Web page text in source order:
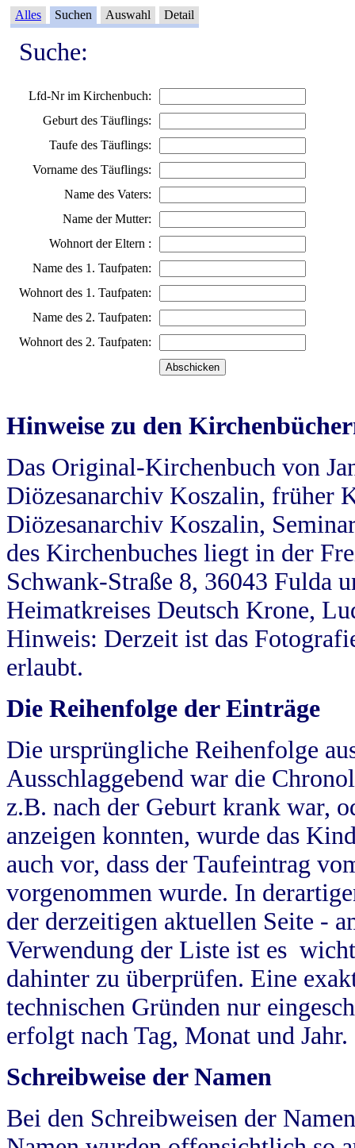
Alles Suchen Auswahl Detail
Suche:
Lfd-Nr im Kirchenbuch:
Geburt des Täuflings:
Taufe des Täuflings:
Vorname des Täuflings:
Name des Vaters:
Name der Mutter:
Wohnort der Eltern :
Name des 1. Taufpaten:
Wohnort des 1. Taufpaten:
Name des 2. Taufpaten:
Wohnort des 2. Taufpaten:
Hinweise zu den
Das Original-Kirchenbuch von
Diözesanarchiv Koszalin, früher
Diözesanarchiv Koszalin,
des Kirchenbuches liegt in der
Schwank-Straße 8, 36043 Fulda
Heimatkreises Deutsch Krone,
Hinweis: Derzeit ist das
erlaubt.
Die Reihenfolge der Einträge
Die ursprüngliche Reihenfolge
Ausschlaggebend war die
z.B. nach der Geburt krank war,
anzeigen konnten, wurde das
auch vor, dass der Taufeintrag
vorgenommen wurde. In
der derzeitigen aktuellen Seite -
Verwendung der Liste ist es
dahinter zu überprüfen. Eine
technischen Gründen nur
erfolgt nach Tag, Monat und Jahr.
Schreibweise der Namen
Bei den Schreibweisen der